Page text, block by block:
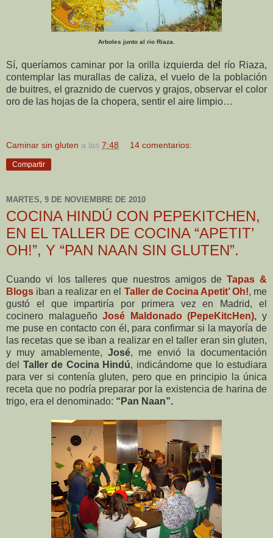
Arboles junto al rio Riaza.
Sí, queríamos caminar por la orilla izquierda del río Riaza,
contemplar las murallas de caliza, el vuelo de la población
de buitres, el graznido de cuervos y grajos, observar el color
oro de las hojas de la chopera, sentir el aire limpio…
Caminar sin gluten a las 7:48 14 comentarios:
Compartir
MARTES, 9 DE NOVIEMBRE DE 2010
COCINA HINDÚ CON PEPEKITCHEN,
EN EL TALLER DE COCINA “APETIT’
OH!”, Y “PAN NAAN SIN GLUTEN”.
Cuando vi los talleres que nuestros amigos de Tapas &
Blogs iban a realizar en el Taller de Cocina Apetit’ Oh!, me
gustó el que impartiría por primera vez en Madrid, el
cocinero malagueñoJosé Maldonado (PepeKitcHen), y
me puse en contacto con él, para confirmar si la mayoría de
las recetas que se iban a realizar en el taller eran sin gluten,
y muy amablemente, José, me envió la documentación
del Taller de Cocina Hindú, indicándome que lo estudiara
para ver si contenía gluten, pero que en principio la única
receta que no podría preparar por la existencia de harina de
trigo, era el denominado: “Pan Naan”.